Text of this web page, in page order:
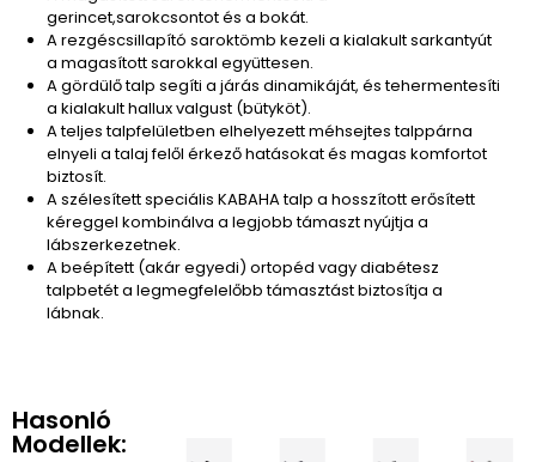
gerincet,sarokcsontot és a bokát.
A rezgéscsillapító saroktömb kezeli a kialakult sarkantyút
a magasított sarokkal együttesen.
A gördülő talp segíti a járás dinamikáját, és tehermentesíti
a kialakult hallux valgust (bütyköt).
A teljes talpfelületben elhelyezett méhsejtes talppárna
elnyeli a talaj felől érkező hatásokat és magas komfortot
biztosít.
A szélesített speciális KABAHA talp a hosszított erősített
kéreggel kombinálva a legjobb támaszt nyújtja a
lábszerkezetnek.
A beépített (akár egyedi) ortopéd vagy diabétesz
talpbetét a legmegfelelőbb támasztást biztosítja a
lábnak.
Hasonló
Modellek: